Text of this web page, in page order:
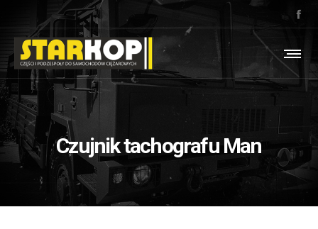
Czujnik tachografu Man